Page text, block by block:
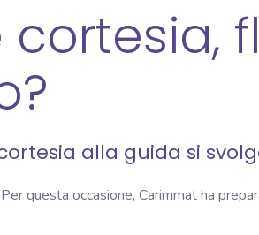
alla guida si
questa occasione, Carimmat ha